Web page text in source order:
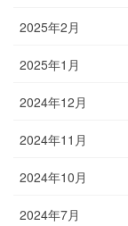
2025年2月
2025年1月
2024年12月
2024年11月
2024年10月
2024年7月